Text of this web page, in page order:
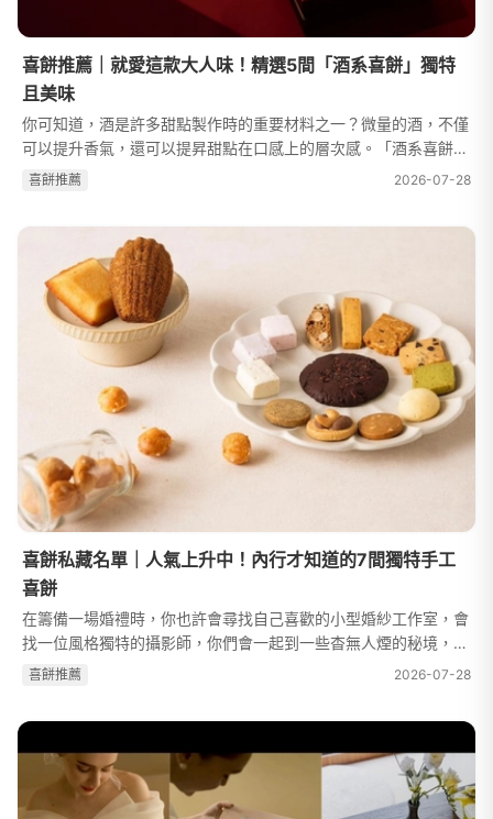
喜餅推薦｜就愛這款大人味！精選5間「酒系喜餅」獨特
且美味
你可知道，酒是許多甜點製作時的重要材料之一？微量的酒，不僅
可以提升香氣，還可以提昇甜點在口感上的層次感。「酒系喜餅」
成為喜餅品項的新寵兒，越來越多會在餅乾、蛋糕入酒，帶來耳目
喜餅推薦 2026-07-28
喜餅私藏名單｜人氣上升中！內行才知道的7間獨特手工
喜餅
在籌備一場婚禮時，你也許會尋找自己喜歡的小型婚紗工作室，會
找一位風格獨特的攝影師，你們會一起到一些杳無人煙的秘境，留
下獨一無二的特色婚紗寫真，你們還會找一個很少人知道的餐廳，
喜餅推薦 2026-07-28